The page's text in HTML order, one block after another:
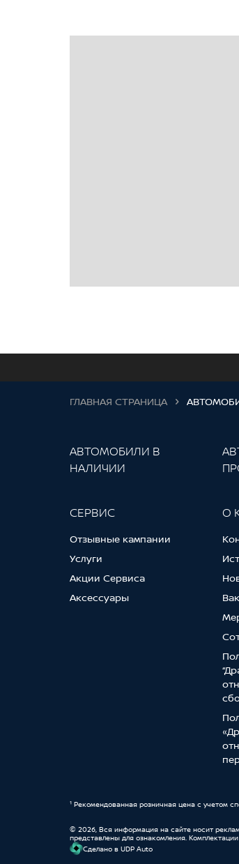
ГЛАВНАЯ СТРАНИЦА
АВТОМОБИЛИ В
НАЛИЧИИ
СЕРВИС
Отзывные кампании
Услуги
Акции Сервиса
Аксессуары
О
¹ Рекомендованная розничная цена с учетом
© 2026, Вся информация на сайте носит
представлены для ознакомления.
Cделано в UDP Auto